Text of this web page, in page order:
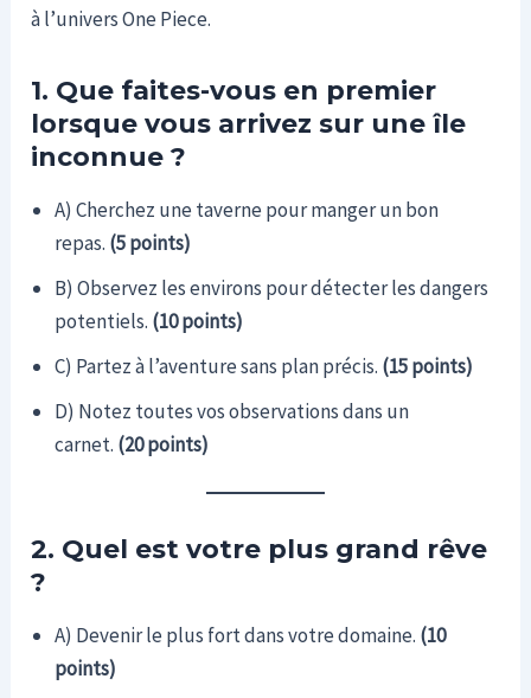
à l’univers One Piece.
1. Que faites-vous en premier
lorsque vous arrivez sur une île
inconnue ?
A) Cherchez une taverne pour manger un bon
repas. (5 points)
B) Observez les environs pour détecter les dangers
potentiels. (10 points)
C) Partez à l’aventure sans plan précis. (15 points)
D) Notez toutes vos observations dans un
carnet. (20 points)
2. Quel est votre plus grand rêve
?
A) Devenir le plus fort dans votre domaine. (10
points)